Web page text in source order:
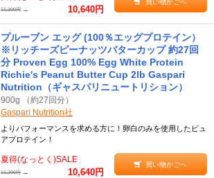
11,200円 → 10,640円
買い物かごへ
プルーブン エッグ (100％エッグプロテイン）
※リッチーズピーナッツバターカップ 約27回
分 Proven Egg 100% Egg White Protein
Richie's Peanut Butter Cup 2lb Gaspari
Nutrition（ギャスパリニュートリション）
900g （約27回分）
Gaspari Nutrition社
よりパフォーマンスを求める方に！卵白のみを使用したピュ
アプロテイン！
夏得(なっとく)SALE
11,200円 → 10,640円
買い物かごへ